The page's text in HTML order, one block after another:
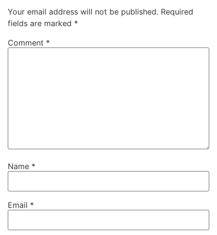
Your email address will not be published. Required
fields are marked *
Comment *
Name *
Email *